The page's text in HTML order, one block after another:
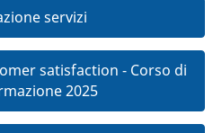
servizi
satisfaction - Corso di
2025